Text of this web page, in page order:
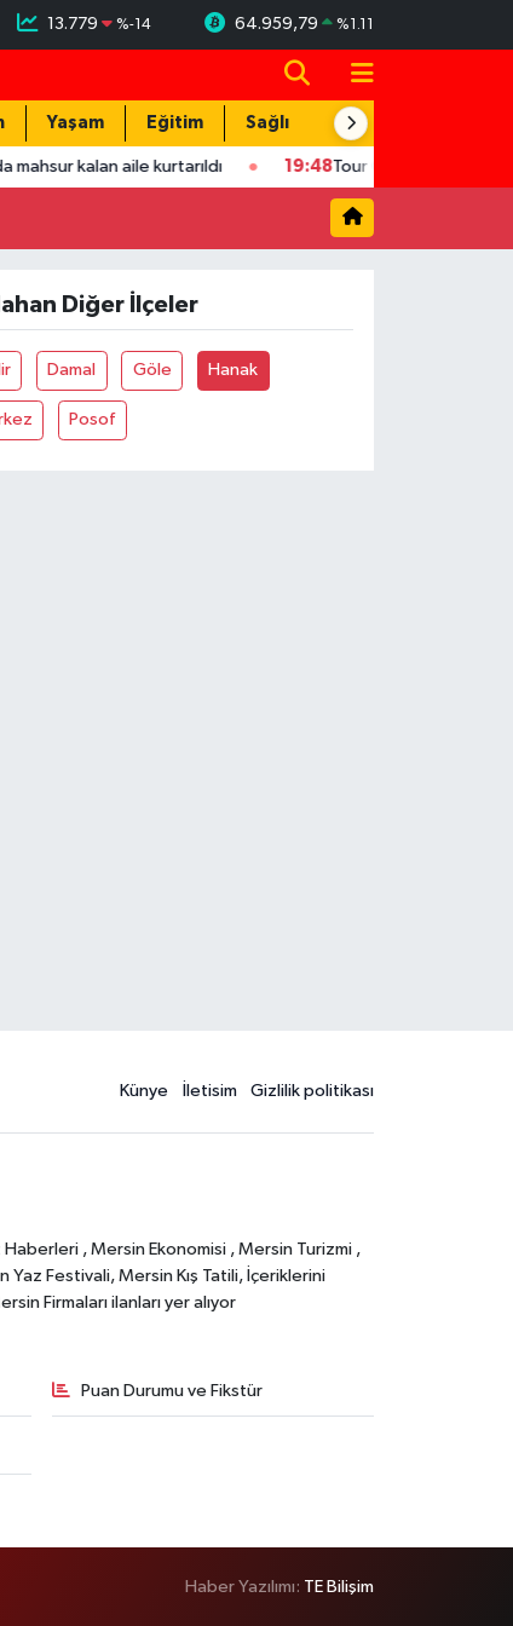
13.779 %-14 64.959,79 %1.11
Yaşam Eğitim Sağlık Teknoloji
kalan aile kurtarıldı 19:48Tour Of
Diğer İlçeler
Damal Göle Hanak
Posof
Künye İletisim Gizlilik politikası
, Mersin Ekonomisi , Mersin Turizmi ,
Festivali, Mersin Kış Tatili, İçeriklerini
Firmaları ilanları yer alıyor
Puan Durumu ve Fikstür
Haber Yazılımı: TE Bilişim